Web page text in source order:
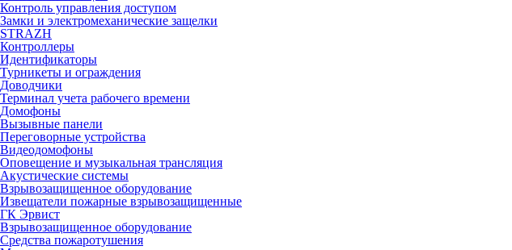
Контроль управления доступом
Замки и электромеханические защелки
STRAZH
Контроллеры
Идентификаторы
Турникеты и ограждения
Доводчики
Терминал учета рабочего времени
Домофоны
Вызывные панели
Переговорные устройства
Видеодомофоны
Оповещение и музыкальная трансляция
Акустические системы
Взрывозащищенное оборудование
Извещатели пожарные взрывозащищенные
ГК Эрвист
Взрывозащищенное оборудование
Средства пожаротушения